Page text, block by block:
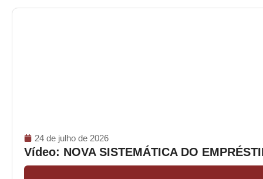
24 de julho de 2026
Vídeo: NOVA SISTEMÁTICA DO